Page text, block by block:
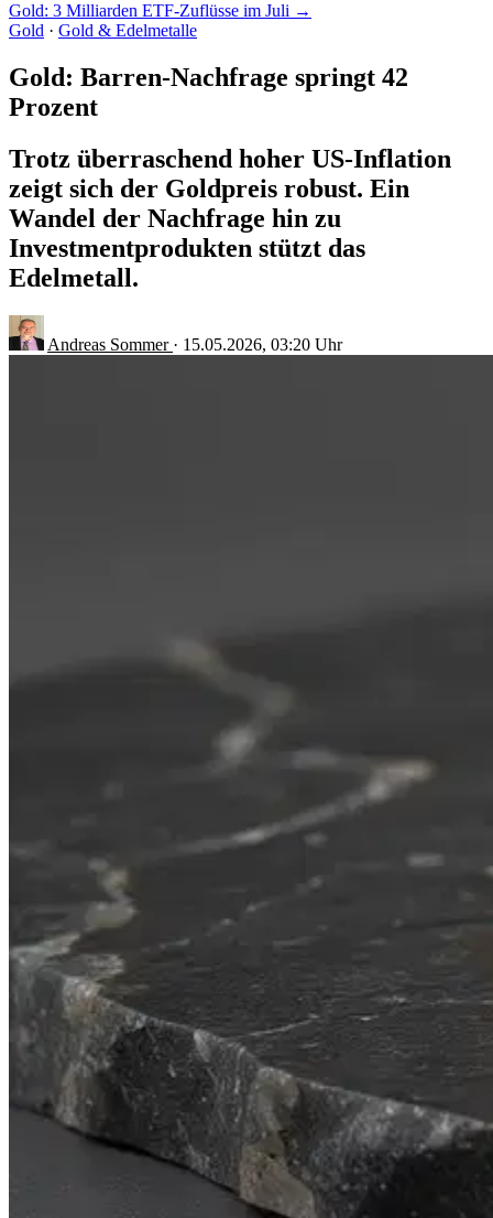
Gold: 3 Milliarden ETF-Zuflüsse im Juli →
Gold · Gold & Edelmetalle
Gold: Barren-Nachfrage springt 42
Prozent
Trotz überraschend hoher US-Inflation
zeigt sich der Goldpreis robust. Ein
Wandel der Nachfrage hin zu
Investmentprodukten stützt das
Edelmetall.
Andreas Sommer · 15.05.2026, 03:20 Uhr